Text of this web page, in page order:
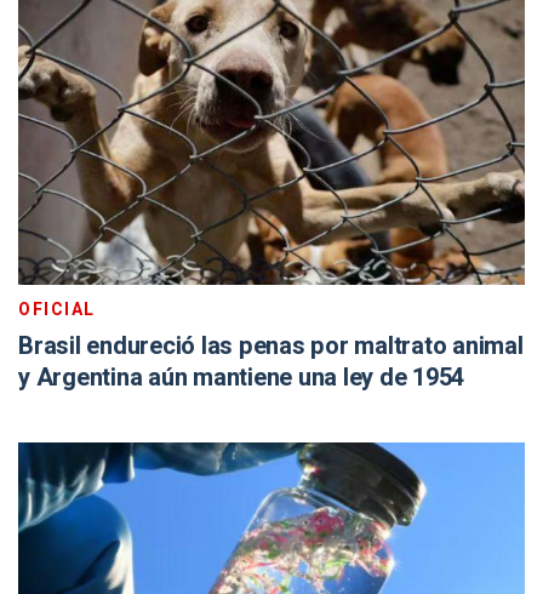
OFICIAL
Brasil endureció las penas por maltrato animal
y Argentina aún mantiene una ley de 1954